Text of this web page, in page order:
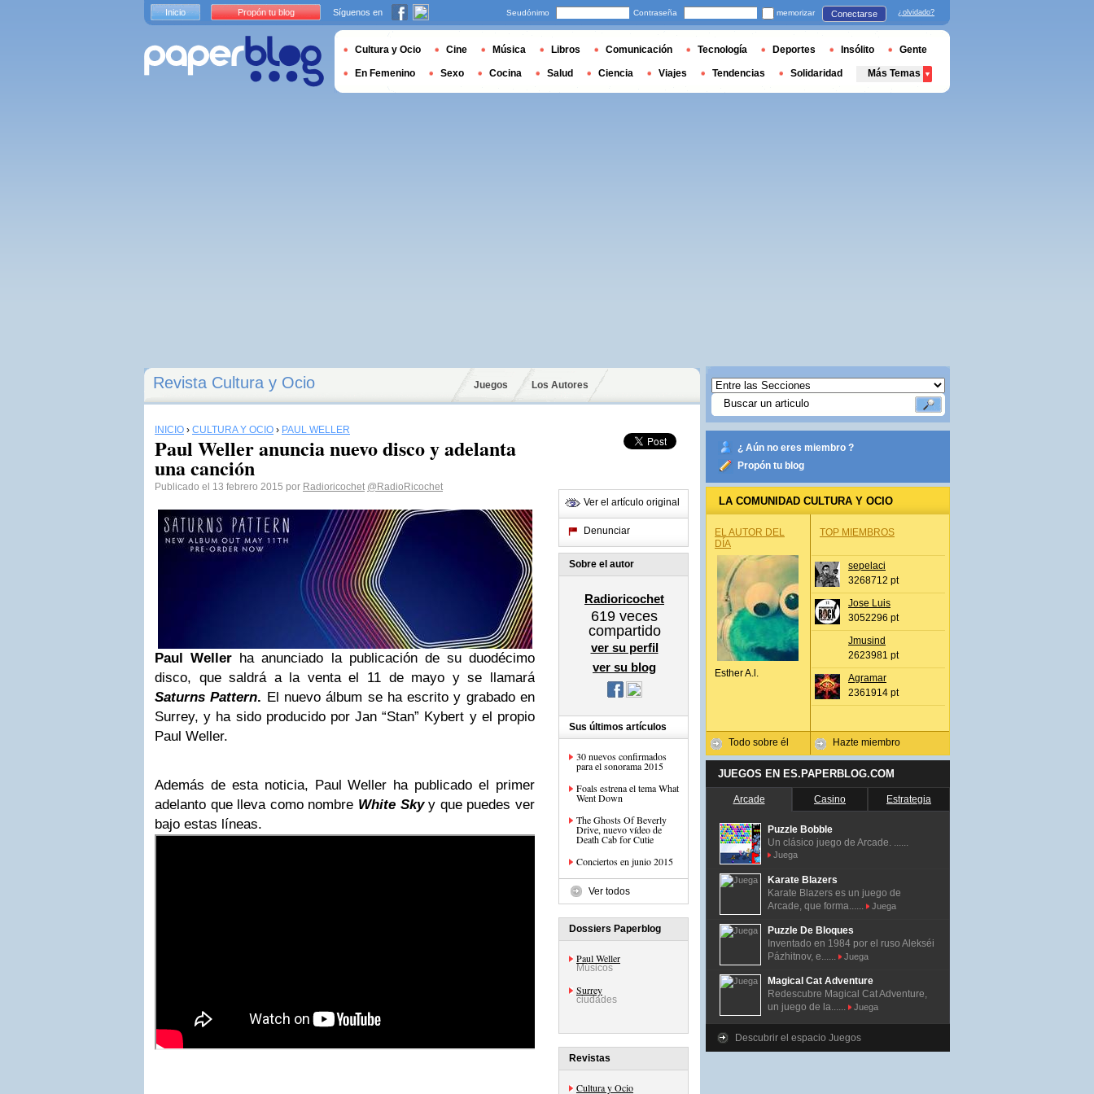
Revista Cultura y Ocio Juegos Los Autores
INICIO › CULTURA Y OCIO › PAUL WELLER
Paul Weller anuncia nuevo disco y adelanta
una canción
Publicado el 13 febrero 2015 por Radioricochet @RadioRicochet
Paul Weller ha anunciado la publicación de su duodécimo
disco, que saldrá a la venta el 11 de mayo y se llamará
Saturns Pattern. El nuevo álbum se ha escrito y grabado en
Surrey, y ha sido producido por Jan “Stan” Kybert y el propio
Paul Weller.
Además de esta noticia, Paul Weller ha publicado el primer
adelanto que lleva como nombre White Skyy que puedes ver
bajo estas líneas.
Ver el artículo original
Denunciar
Sobre el autor
Radioricochet
619 veces
compartido
ver su perfil
ver su blog
Sus últimos artículos
30 nuevos confirmados
para el sonorama 2015
Foals estrena el tema What
Went Down
The Ghosts Of Beverly
Drive, nuevo vídeo de
Death Cab for Cutie
Conciertos en junio 2015
Ver todos
Dossiers Paperblog
Paul Weller
Músicos
Surrey
ciudades
Revistas
Cultura y Ocio
¿ Aún no eres miembro ?
Propón tu blog
LA COMUNIDAD CULTURA Y OCIO
EL AUTOR DEL
DÍA
Esther A.l.
Todo sobre él
TOP MIEMBROS
sepelaci
3268712 pt
Jose Luis
3052296 pt
Jmusind
2623981 pt
Agramar
2361914 pt
Hazte miembro
JUEGOS EN ES.PAPERBLOG.COM
Arcade Casino Estrategia
Puzzle Bobble
Un clásico juego de Arcade. ......
Juega
Karate Blazers
Karate Blazers es un juego de
Arcade, que forma......
Juega
Puzzle De Bloques
Inventado en 1984 por el ruso Alekséi
Pázhitnov, e......
Juega
Magical Cat Adventure
Redescubre Magical Cat Adventure,
un juego de la......
Juega
Descubrir el espacio Juegos
Inicio Propón tu blog Síguenos en Seudónimo Contraseña memorizar Conectarse ¿olvidado?
Cultura y Ocio Cine Música Libros Comunicación Tecnología Deportes Insólito Gente
En Femenino Sexo Cocina Salud Ciencia Viajes Tendencias Solidaridad Más Temas